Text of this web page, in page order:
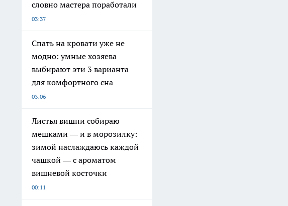
словно мастера поработали
03:37
Спать на кровати уже не
модно: умные хозяева
выбирают эти 3 варианта
для комфортного сна
03:06
Листья вишни собираю
мешками — и в морозилку:
зимой наслаждаюсь каждой
чашкой — с ароматом
вишневой косточки
00:11